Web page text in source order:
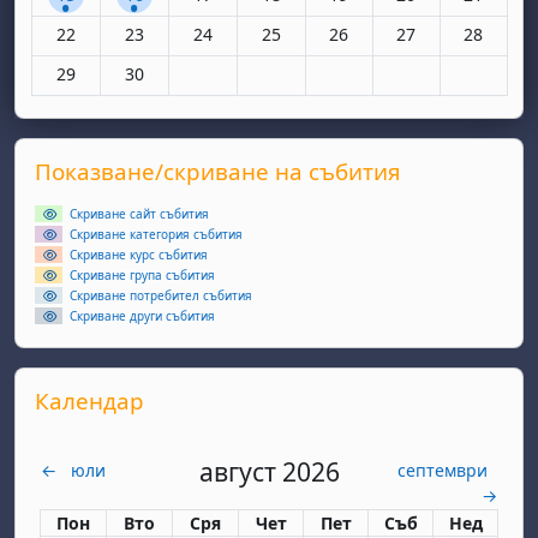
Няма събития, понеделник, 22 юни
22 Няма събития, вторник, 23 юни
23 Няма събития, сряда, 24 юни
24 Няма събития, четвъртък, 25 юни
25 Няма събития, петък, 26
26 Няма събития,
27 Няма
28
Няма събития, понеделник, 29 юни
29 Няма събития, вторник, 30 юни
30
Supplementary blocks
Прескочи Показване/скриване на събития
Показване/скриване на събития
Скриване сайт събития
Скриване категория събития
Скриване курс събития
Скриване група събития
Скриване потребител събития
Скриване други събития
Прескочи Календар
Календар
← юли август 2026
септември
→
Понеделник
Пон вторник
Вто сряда
Сря четвъртък
Чет петък
Пет събота
Съб неделя
Нед